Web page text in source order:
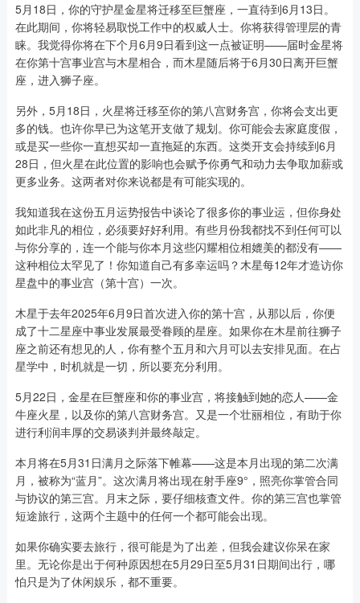
5月18日，你的守护星金星将迁移至巨蟹座，一直待到6月13日。
在此期间，你将轻易取悦工作中的权威人士。你将获得管理层的青
睐。我觉得你将在下个月6月9日看到这一点被证明——届时金星将
在你第十宫事业宫与木星相合，而木星随后将于6月30日离开巨蟹
座，进入狮子座。
另外，5月18日，火星将迁移至你的第八宫财务宫，你将会支出更
多的钱。也许你早已为这笔开支做了规划。你可能会去家庭度假，
或是买一些你一直想买却一直拖延的东西。这类开支会持续到6月
28日，但火星在此位置的影响也会赋予你勇气和动力去争取加薪或
更多业务。这两者对你来说都是有可能实现的。
我知道我在这份五月运势报告中谈论了很多你的事业运，但你身处
如此非凡的相位，必须要好好利用。有些月份我都找不到任何可以
与你分享的，连一个能与你本月这些闪耀相位相媲美的都没有——
这种相位太罕见了！你知道自己有多幸运吗？木星每12年才造访你
星盘中的事业宫（第十宫）一次。
木星于去年2025年6月9日首次进入你的第十宫，从那以后，你便
成了十二星座中事业发展最受眷顾的星座。如果你在木星前往狮子
座之前还有想见的人，你有整个五月和六月可以去安排见面。在占
星学中，时机就是一切，所以要充分利用。
5月22日，金星在巨蟹座和你的事业宫，将接触到她的恋人——金
牛座火星，以及你的第八宫财务宫。又是一个壮丽相位，有助于你
进行利润丰厚的交易谈判并最终敲定。
本月将在5月31日满月之际落下帷幕——这是本月出现的第二次满
月，被称为“蓝月”。这次满月将出现在射手座9°，照亮你掌管合同
与协议的第三宫。月末之际，要仔细核查文件。你的第三宫也掌管
短途旅行，这两个主题中的任何一个都可能会出现。
如果你确实要去旅行，很可能是为了出差，但我会建议你呆在家
里。无论你是出于何种原因想在5月29日至5月31日期间出行，哪
怕只是为了休闲娱乐，都不重要。